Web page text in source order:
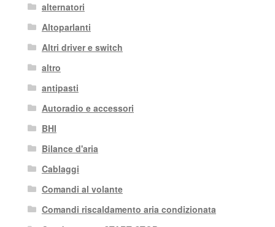
alternatori
Altoparlanti
Altri driver e switch
altro
antipasti
Autoradio e accessori
BHI
Bilance d'aria
Cablaggi
Comandi al volante
Comandi riscaldamento aria condizionata